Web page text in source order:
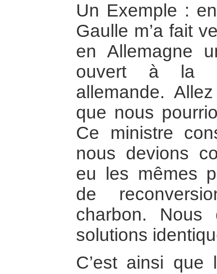
Un Exemple :
Gaulle m’a fait
en Allemagne
ouvert à la
allemande.
que nous
Ce ministre
nous devions
eu les mêmes
de
charbon. Nous
solutions
C’est ainsi